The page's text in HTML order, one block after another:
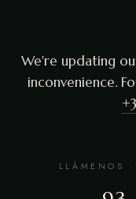
We're updating
inconvenience.
LLÁMENOS